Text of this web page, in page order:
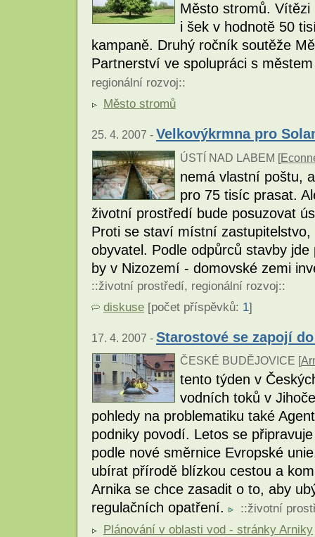
Město stromů.
i šek v hodnotě 50
kampaně. Druhý ročník soutěže
Partnerství ve spolupráci s
regionální rozvoj::
Město stromů
25. 4. 2007 - Velkovýkrmna pro
ÚSTÍ NAD LABEM [
nemá vlastní poštu,
pro 75 tisíc prasat.
životní prostředí bude posuzovat
Proti se staví místní
obyvatel. Podle odpůrců stavby
by v Nizozemí - domovské zemi
::životní prostředí, regionální rozvoj::
diskuse [počet příspěvků: 1]
17. 4. 2007 - Starostové se zapojí
ČESKÉ BUDĚJOVICE [
tento týden v
vodních toků v
pohledy na problematiku také
podniky povodí. Letos se
podle nové směrnice Evropské
ubírat přírodě blízkou cestou a
Arnika se chce zasadit o to, aby
regulačních opatření.
::životní
Plánování v oblasti vod - stránky Arniky